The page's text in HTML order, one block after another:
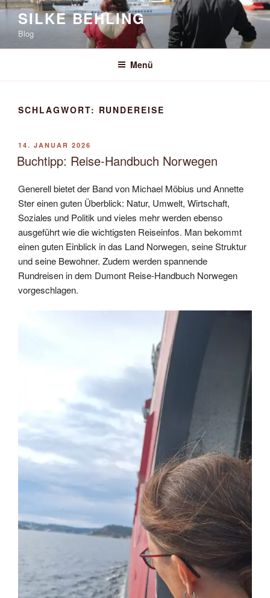
Zum
Inhalt
springen
SILKE BEHLING
Blog
Menü
SCHLAGWORT: RUNDEREISE
VERÖFFENTLICHT
AM
14. JANUAR 2026
Buchtipp: Reise-Handbuch Norwegen
Generell bietet der Band von Michael Möbius und Annette
Ster einen guten Überblick: Natur, Umwelt, Wirtschaft,
Soziales und Politik und vieles mehr werden ebenso
ausgeführt wie die wichtigsten Reiseinfos. Man bekommt
einen guten Einblick in das Land Norwegen, seine Struktur
und seine Bewohner. Zudem werden spannende
Rundreisen in dem Dumont Reise-Handbuch Norwegen
vorgeschlagen.